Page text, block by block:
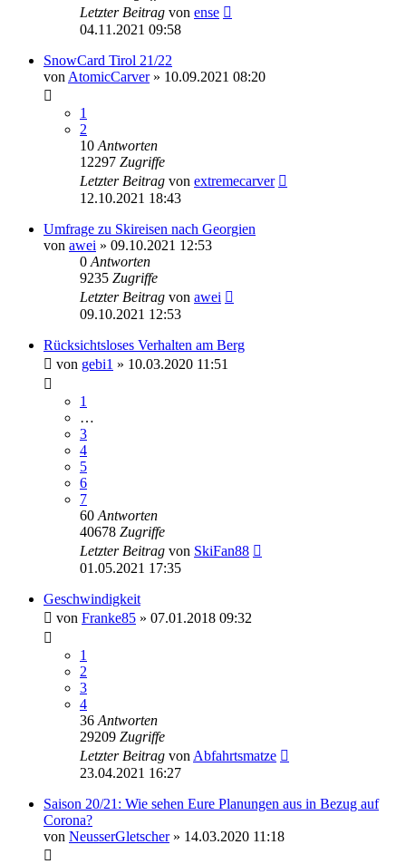
Letzter Beitrag von ense
04.11.2021 09:58
SnowCard Tirol 21/22
von AtomicCarver» 10.09.2021 08:20
1
2
10 Antworten
12297 Zugriffe
Letzter Beitrag von extremecarver
12.10.2021 18:43
Umfrage zu Skireisen nach Georgien
von awei » 09.10.2021 12:53
0 Antworten
9235 Zugriffe
Letzter Beitrag von awei
09.10.2021 12:53
Rücksichtsloses Verhalten am Berg
von gebi1 » 10.03.2020 11:51
1
…
3
4
5
6
7
60 Antworten
40678 Zugriffe
Letzter Beitrag von SkiFan88
01.05.2021 17:35
Geschwindigkeit
von Franke85 » 07.01.2018 09:32
1
2
3
4
36 Antworten
29209 Zugriffe
Letzter Beitrag von Abfahrtsmatze
23.04.2021 16:27
Saison 20/21: Wie sehen Eure Planungen aus in Bezug auf
Corona?
von NeusserGletscher» 14.03.2020 11:18